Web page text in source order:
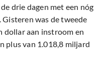
drie dagen met een nóg
was de tweede
dollar aan instroom en
plus van 1.018,8 miljard